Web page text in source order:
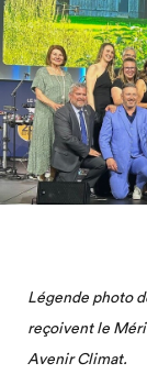
Légende photo
reçoivent le
Avenir Climat.